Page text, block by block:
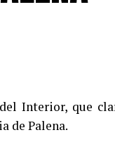
Interior, que
de Palena.